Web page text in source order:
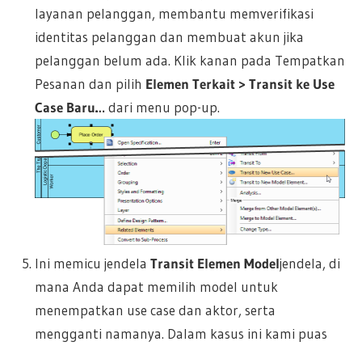
layanan pelanggan, membantu memverifikasi
identitas pelanggan dan membuat akun jika
pelanggan belum ada. Klik kanan pada Tempatkan
Pesanan dan pilih Elemen Terkait > Transit ke Use
Case Baru… dari menu pop-up.
Ini memicu jendela Transit Elemen Modeljendela, di
mana Anda dapat memilih model untuk
menempatkan use case dan aktor, serta
mengganti namanya. Dalam kasus ini kami puas